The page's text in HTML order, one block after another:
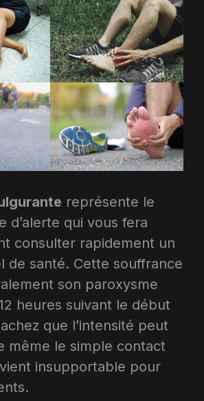
représente le
d’alerte qui vous fera
consulter rapidement un
de santé. Cette souffrance
son paroxysme
heures suivant le début
que l’intensité peut
même le simple contact
insupportable pour